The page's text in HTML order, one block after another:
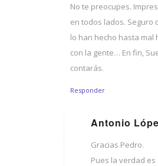
No te preocupes.
en todos lados. Seguro
lo han hecho hasta mal
con la gente… En fin,
contarás.
Responder
Antonio
Gracias Pedro.
Pues la verdad